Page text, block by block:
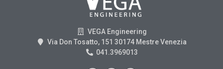
VEGA Engineering
Via Don Tosatto, 151 30174 Mestre Venezia
041.3969013